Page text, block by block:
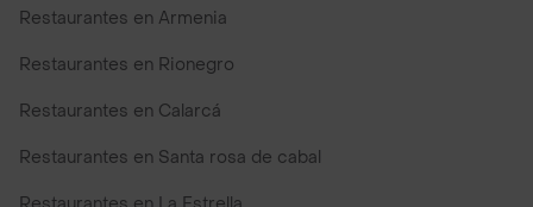
Restaurantes en Armenia
Restaurantes en Rionegro
Restaurantes en Calarcá
Restaurantes en Santa rosa de cabal